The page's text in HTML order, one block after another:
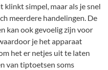
klinkt simpel, maar als je snel
meerdere handelingen. De
kan ook gevoelig zijn voor
je het apparaat
het er netjes uit te laten
van tiptoetsen soms